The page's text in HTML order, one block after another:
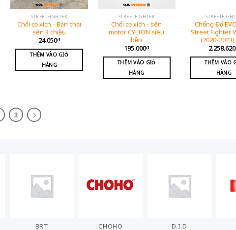
STREETFIGHTER
Chổi cọ xích - Bàn chải
sên 3 chiều
24.050₫
THÊM VÀO GIỎ
HÀNG
STREETFIGHTER
Chổi cọ xích - sên
motor CYLION siêu
bền
195.000₫
THÊM VÀO GIỎ
HÀNG
Chống Đổ
Street Fighter
(2020-2023)
2.258.620
THÊM VÀO
HÀNG
3
BRT CHOHO D.I.D